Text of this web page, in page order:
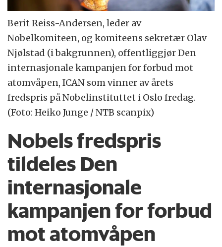
Berit Reiss-Andersen, leder av
Nobelkomiteen, og komiteens sekretær Olav
Njølstad (i bakgrunnen), offentliggjør Den
internasjonale kampanjen for forbud mot
atomvåpen, ICAN som vinner av årets
fredspris på Nobelinstituttet i Oslo fredag.
(Foto: Heiko Junge / NTB scanpix)
Nobels fredspris
tildeles Den
internasjonale
kampanjen for forbud
mot atomvåpen